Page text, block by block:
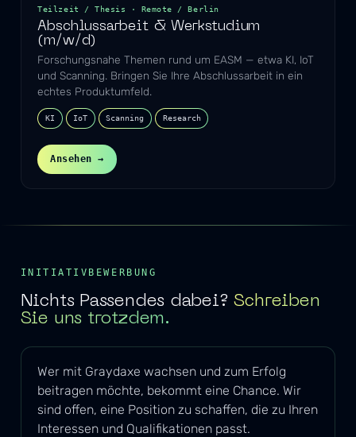
Teilzeit / Thesis · Remote / Berlin
Abschlussarbeit & Werkstudium
(m/w/d)
Forschungsnahe Themen rund um EASM — etwa KI, IoT
und Scanning. Bringen Sie Ihre Abschlussarbeit in ein
echtes Produktumfeld.
KI IoT Scanning Research
Ansehen →
INITIATIVBEWERBUNG
Nichts Passendes dabei?Schreiben
Sie uns trotzdem.
Wer mit Graydaxe wachsen und zum Erfolg
beitragen möchte, bekommt eine Chance. Wir
sind offen, eine Position zu schaffen, die zu Ihren
Interessen und Qualifikationen passt.